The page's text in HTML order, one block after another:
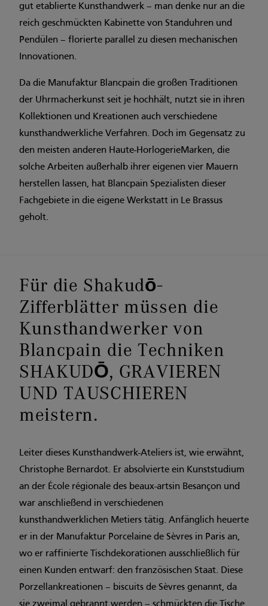
gut etablierte Kunsthandwerk – man denke nur an die
reich geschmückten Kabinette von Standuhren und
Pendülen – florierte parallel zu diesen mechanischen
Innovationen.
Da die Manufaktur Blancpain die großen Traditionen
der Uhrmacherkunst seit je hochhält, nutzt sie in ihren
Kollektionen und Kreationen auch verschiedene
kunsthandwerkliche Verfahren. Doch im Gegensatz zu
den meisten anderen Haute-HorlogerieMarken, die
solche Arbeiten außerhalb ihrer eigenen vier Mauern
herstellen lassen, hat Blancpain Spezialisten dieser
Fachgebiete in die eigene Werkstatt in Le Brassus
geholt.
Für die Shakudō-
Zifferblätter müssen die
Kunsthandwerker von
Blancpain die Techniken
SHAKUDŌ, GRAVIEREN
UND TAUSCHIEREN
meistern.
Leiter dieses Kunsthandwerk-Ateliers ist, wie erwähnt,
Christophe Bernardot. Er absolvierte ein Kunststudium
an der École régionale des beaux-artsin Besançon und
war anschließend in verschiedenen
kunsthandwerklichen Metiers tätig. Anfänglich heuerte
er in der Manufaktur Porcelaine de Sèvres in Paris an,
wo er raffinierte Tischdekorationen ausschließlich für
einen Kunden entwarf: den französischen Staat. Diese
Porzellankreationen – biscuits de Sèvres genannt, da
sie zweimal gebrannt werden – schmückten die Tische